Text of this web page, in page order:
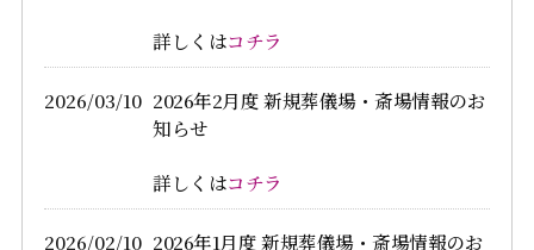
詳しくはコチラ
2026/03/10 2026年2月度 新規葬儀場・斎場情報のお
知らせ
詳しくはコチラ
2026/02/10 2026年1月度 新規葬儀場・斎場情報のお